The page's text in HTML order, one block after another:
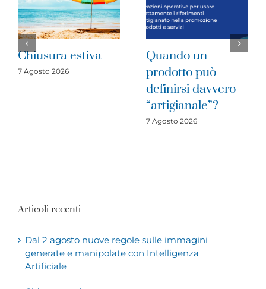
Quando un
prodotto può
Imprese del
cratere sismico
2016: è il
di investire
31 Luglio 2026
Articoli recenti
Dal 2 agosto nuove regole sulle immagini
generate e manipolate con Intelligenza
Artificiale